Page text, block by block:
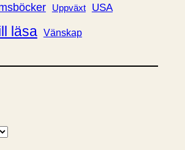
Uppväxt USA
läsa Vänskap